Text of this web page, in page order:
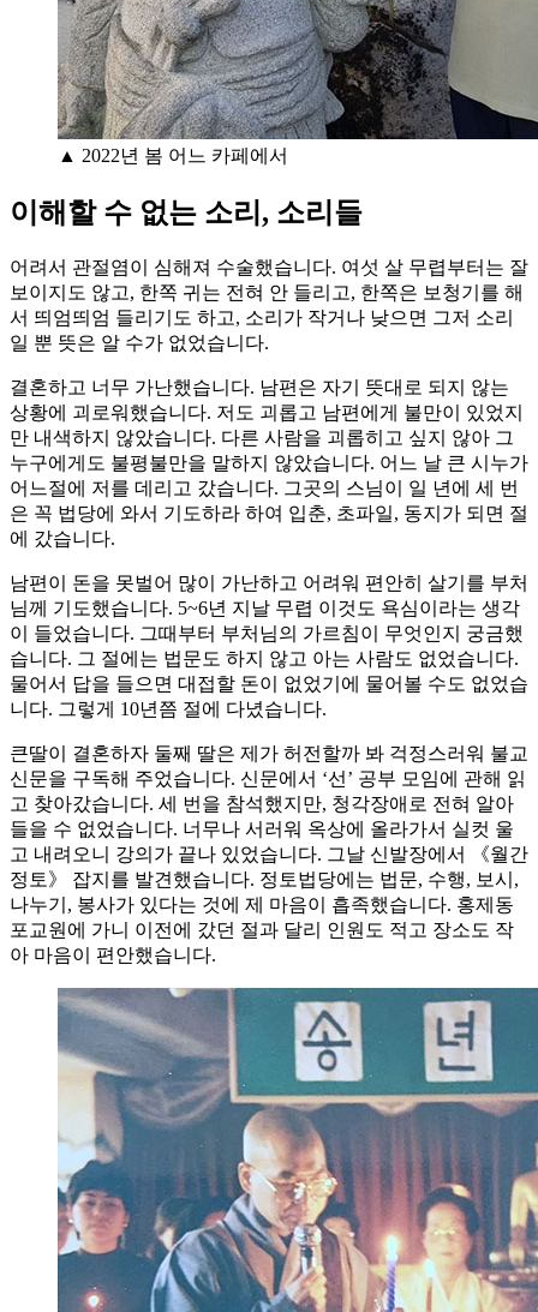
▲ 2022년 봄 어느 카페에서
이해할 수 없는 소리, 소리들
어려서 관절염이 심해져 수술했습니다. 여섯 살 무렵부터는 잘
보이지도 않고, 한쪽 귀는 전혀 안 들리고, 한쪽은 보청기를 해
서 띄엄띄엄 들리기도 하고, 소리가 작거나 낮으면 그저 소리
일 뿐 뜻은 알 수가 없었습니다.
결혼하고 너무 가난했습니다. 남편은 자기 뜻대로 되지 않는
상황에 괴로워했습니다. 저도 괴롭고 남편에게 불만이 있었지
만 내색하지 않았습니다. 다른 사람을 괴롭히고 싶지 않아 그
누구에게도 불평불만을 말하지 않았습니다. 어느 날 큰 시누가
어느절에 저를 데리고 갔습니다. 그곳의 스님이 일 년에 세 번
은 꼭 법당에 와서 기도하라 하여 입춘, 초파일, 동지가 되면 절
에 갔습니다.
남편이 돈을 못벌어 많이 가난하고 어려워 편안히 살기를 부처
님께 기도했습니다. 5~6년 지날 무렵 이것도 욕심이라는 생각
이 들었습니다. 그때부터 부처님의 가르침이 무엇인지 궁금했
습니다. 그 절에는 법문도 하지 않고 아는 사람도 없었습니다.
물어서 답을 들으면 대접할 돈이 없었기에 물어볼 수도 없었습
니다. 그렇게 10년쯤 절에 다녔습니다.
큰딸이 결혼하자 둘째 딸은 제가 허전할까 봐 걱정스러워 불교
신문을 구독해 주었습니다. 신문에서 ‘선’ 공부 모임에 관해 읽
고 찾아갔습니다. 세 번을 참석했지만, 청각장애로 전혀 알아
들을 수 없었습니다. 너무나 서러워 옥상에 올라가서 실컷 울
고 내려오니 강의가 끝나 있었습니다. 그날 신발장에서 《월간
정토》 잡지를 발견했습니다. 정토법당에는 법문, 수행, 보시,
나누기, 봉사가 있다는 것에 제 마음이 흡족했습니다. 홍제동
포교원에 가니 이전에 갔던 절과 달리 인원도 적고 장소도 작
아 마음이 편안했습니다.